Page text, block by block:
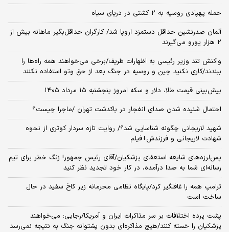
حمله پهپادی روسیه به ۲ کشتی در دریای سیاه
آلمان صدرنشین حداقل دستمزد اروپا شد/ کارگران حداقل‌بگیر ماهانه بیش از
۲ هزار یورو می‌گیرند
واکنش تند وزیر رئیسی به اظهارات ظریف/برخی می‌خواهند همه راه‌ها را
ببندند/کاری نکنید چین و روسیه در جنگ بعد از حق وتو استفاده نکنند
پیش‌بینی قیمت طلا، دلار و سکه امروز پنجشنبه ۱۵ مرداد ۱۴۰۵
احتمال شنیده شدن صدای انفجار در پاکدشت تهران /ماجرا چیست؟
شهید لاریجانی چگونه شناسایی شد؟/ روایت تازه سردار کوثری از نحوه
شهادت لاریجانی و فرزندش+فیلم
پس‌لرزه‌های شایعه استعفای پزشکیان/آقای رئیس جمهور! زنگ خطر برای تیم
رسانه‌ای شما به صدا درآمده، در کار خود تجدید نظر کنید
ترامپ همه را غافلگیر کرد/پایگاه نظامی محرمانه زیر کاخ سفید در حال
ساخت است
پشت پرده اختلافات بر سر مذاکرات ایران و آمریکا/رجایی: می‌خواهند
پزشکیان را خسته کنند/هیچ مذاکره‌ای بدون پشتوانه جنگ به نتیجه نمی‌رسد